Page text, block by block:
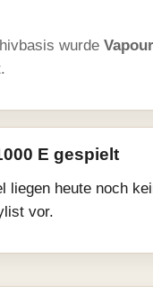
wurde
E gespielt
liegen heute noch
vor.